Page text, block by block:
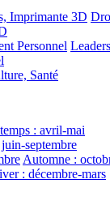
Imprimante 3D
Personnel
Santé
: avril-mai
septembre
Automne :
: décembre-mars